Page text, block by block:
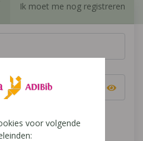
Ik moet me nog registreren
voor volgende